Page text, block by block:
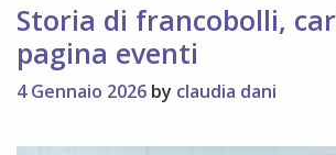
Storia di francobolli,
pagina eventi
4 Gennaio 2026 by claudia dani